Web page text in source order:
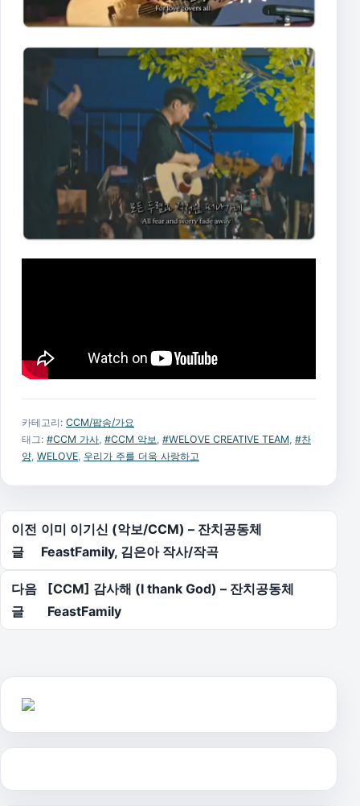
카테고리: CCM/팝송/가요
태그: #CCM 가사 #CCM 악보 #WELOVE CREATIVE TEAM #찬
양 WELOVE 우리가 주를 더욱 사랑하고
글 탐색
이전
글
이미 이기신 (악보/CCM) – 잔치공동체
FeastFamily, 김은아 작사/작곡
다음
글
[CCM] 감사해 (I thank God) – 잔치공동체
FeastFamily